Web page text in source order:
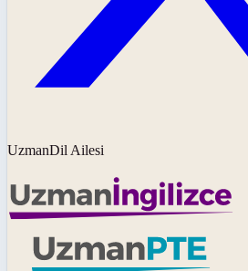
UzmanDil Ailesi